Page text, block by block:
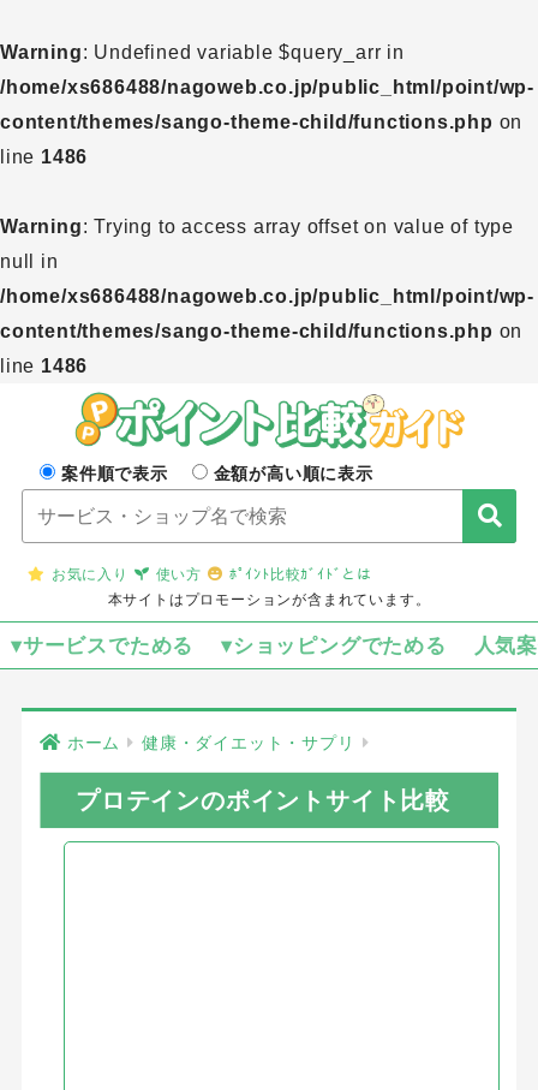
Warning: Undefined variable $query_arr in
/home/xs686488/nagoweb.co.jp/public_html/point/wp-
content/themes/sango-theme-child/functions.php on
line 1486
Warning: Trying to access array offset on value of type
null in
/home/xs686488/nagoweb.co.jp/public_html/point/wp-
content/themes/sango-theme-child/functions.php on
line 1486
案件順で表示 金額が高い順に表示
お気に入り 使い方
ﾎﾟｲﾝﾄ比較ｶﾞｲﾄﾞとは
本サイトはプロモーションが含まれています。
▾サービスでためる ▾ショッピングでためる 人気
ホーム 健康・ダイエット・サプリ
プロテインのポイントサイト比較